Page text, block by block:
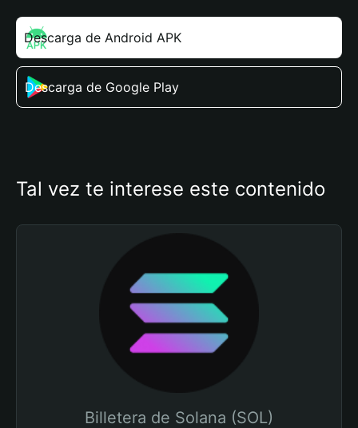
Descarga de Android APK
Descarga de Google Play
Tal vez te interese este contenido
Billetera de Solana (SOL)